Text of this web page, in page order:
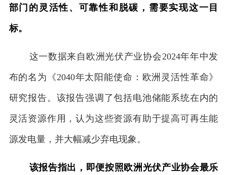
部门的灵活性、可靠性和脱碳，需要实现这一目
标。
这一数据来自欧洲光伏产业协会2024年年中发
布的名为《2040年太阳能使命：欧洲灵活性革命》
研究报告。该报告强调了包括电池储能系统在内的
灵活资源作用，认为这些资源有助于提高可再生能
源发电量，并大幅减少弃电现象。
该报告指出，即便按照欧洲光伏产业协会最乐